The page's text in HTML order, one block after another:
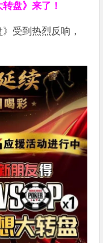
盘》来了！
受到热烈反响，